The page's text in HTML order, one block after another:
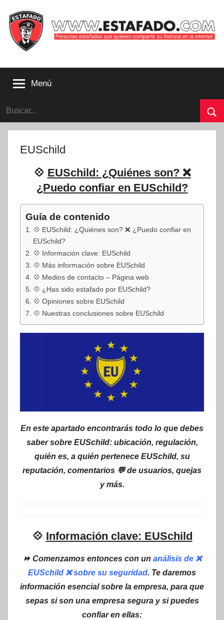
contenido
que
compartir
su
Estafado.com
Menú
Buscar:
EUSchild
💠 EUSchild: ¿Quiénes son? ❌
¿Puedo confiar en EUSchild?
Guía de contenido
💠 EUSchild: ¿Quiénes son? ❌ ¿Puedo confiar en
EUSchild?
💠 Información clave: EUSchild
💠 Más información sobre EUSchild
💠 Medios de contacto – Página web
💠 ¿Has sido estafado por EUSchild?
💠 Opiniones sobre EUSchild
💠 Nuestras conclusiones sobre EUSchild
En este apartado encontrarás todo lo que debes
saber sobre EUSchild: ubicación, regulación,
quién es, a quién pertenece EUSchild, su
reputación, comentarios 💬 de usuarios, quejas
y más.
💠 Información clave: EUSchild
⏩ Comenzamos entonces con un análisis de ❌
EUSchild ❌ sobre su seguridad. Te daremos
información esencial sobre la empresa, para que
sepas si son una empresa segura y si puedes
confiar en ellas: